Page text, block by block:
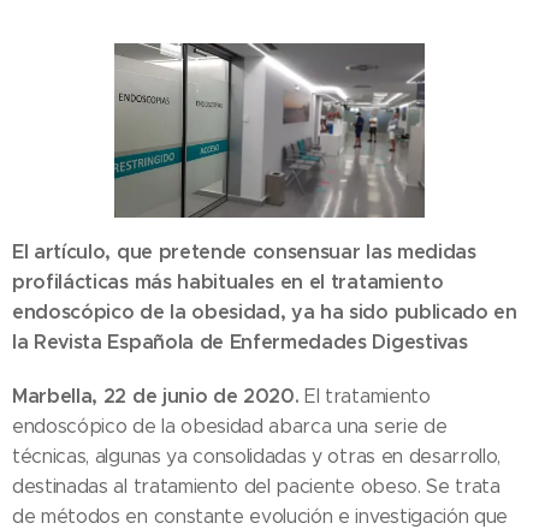
El artículo, que pretende consensuar las medidas
profilácticas más habituales en el tratamiento
endoscópico de la obesidad, ya ha sido publicado en
la Revista Española de Enfermedades Digestivas
Marbella, 22 de junio de 2020.El tratamiento
endoscópico de la obesidad abarca una serie de
técnicas, algunas ya consolidadas y otras en desarrollo,
destinadas al tratamiento del paciente obeso. Se trata
de métodos en constante evolución e investigación que